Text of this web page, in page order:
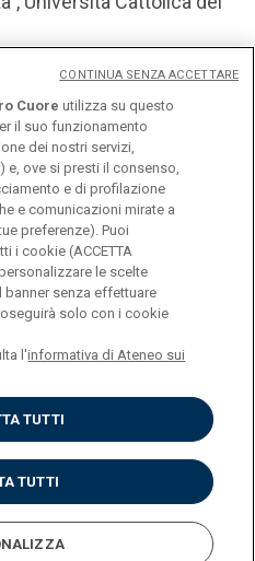
Ricerche Teatrali
Olona (VA)
Cuore
Cuore utilizza su questo
il suo funzionamento
dei nostri servizi,
e, ove si presti il consenso,
e di profilazione
e comunicazioni mirate a
preferenze). Puoi
i cookie (ACCETTA
le scelte
banner senza effettuare
solo con i cookie
l'informativa di Ateneo sui
TUTTI
TUTTI
CONTINUA SENZA ACCETTARE